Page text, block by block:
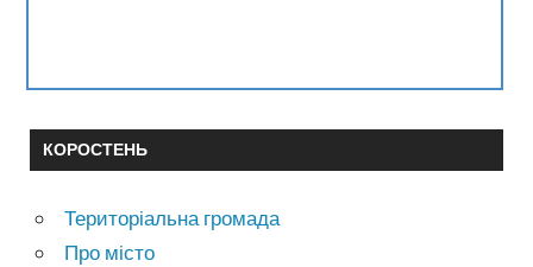
КОРОСТЕНЬ
Територіальна громада
Про місто